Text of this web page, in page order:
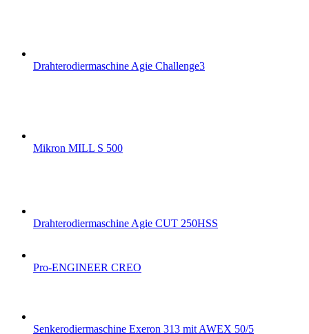
Drahterodiermaschine Agie Challenge3
Mikron MILL S 500
Drahterodiermaschine Agie CUT 250HSS
Pro-ENGINEER CREO
Senkerodiermaschine Exeron 313 mit AWEX 50/5